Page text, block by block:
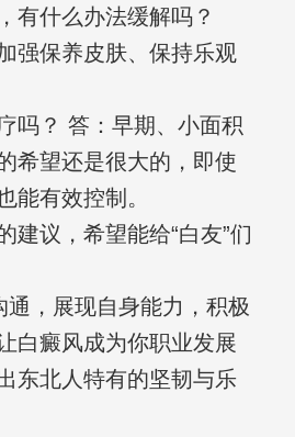
有什么办法缓解吗？
强保养皮肤、保持乐观
吗？ 答：早期、小面积
希望还是很大的，即使
能有效控制。
建议，希望能给“白友”们
，展现自身能力，积极
白癜风成为你职业发展
东北人特有的坚韧与乐